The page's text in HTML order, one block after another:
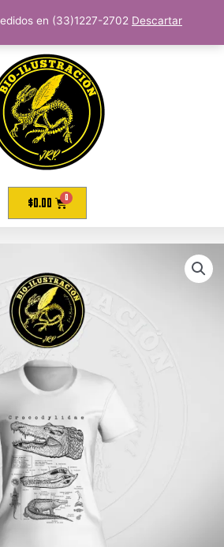
en (33)1227-2702 Descartar
$0.00